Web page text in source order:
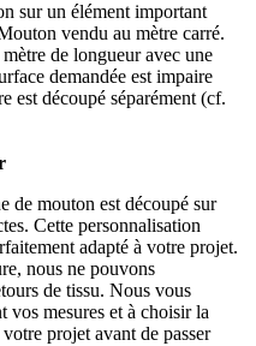
sur un élément important
vendu au mètre carré.
de longueur avec une
demandée est impaire
est découpé séparément (cf.
de mouton est découpé sur
Cette personnalisation
adapté à votre projet.
nous ne pouvons
de tissu. Nous vous
mesures et à choisir la
projet avant de passer